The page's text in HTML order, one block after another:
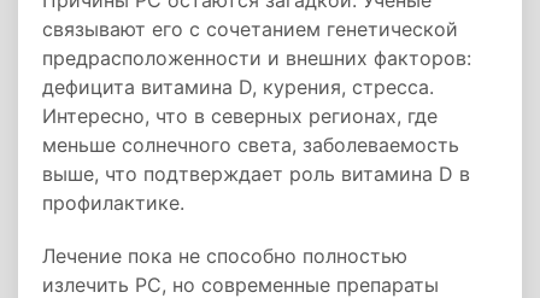
связывают его с сочетанием генетической
предрасположенности и внешних факторов:
дефицита витамина D, курения, стресса.
Интересно, что в северных регионах, где
меньше солнечного света, заболеваемость
выше, что подтверждает роль витамина D в
профилактике.
Лечение пока не способно полностью
излечить РС, но современные препараты